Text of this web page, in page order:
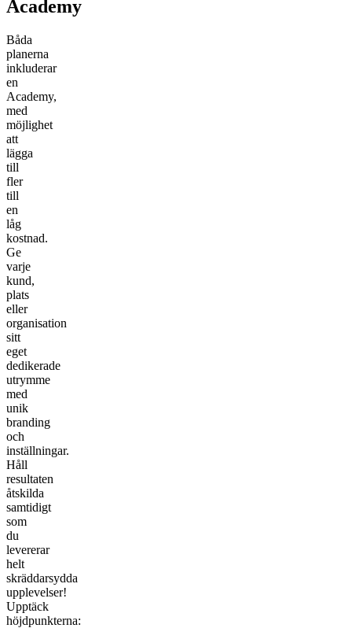
Academy
Båda
planerna
inkluderar
en
Academy,
med
möjlighet
att
lägga
till
fler
till
en
låg
kostnad.
Ge
varje
kund,
plats
eller
organisation
sitt
eget
dedikerade
utrymme
med
unik
branding
och
inställningar.
Håll
resultaten
åtskilda
samtidigt
som
du
levererar
helt
skräddarsydda
upplevelser!
Upptäck
höjdpunkterna: